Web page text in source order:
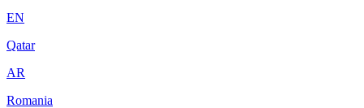
EN
Qatar
AR
Romania